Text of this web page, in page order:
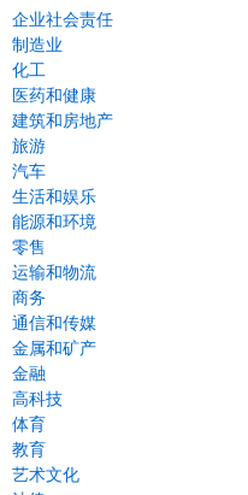
企业社会责任
制造业
化工
医药和健康
建筑和房地产
旅游
汽车
生活和娱乐
能源和环境
零售
运输和物流
商务
通信和传媒
金属和矿产
金融
高科技
体育
教育
艺术文化